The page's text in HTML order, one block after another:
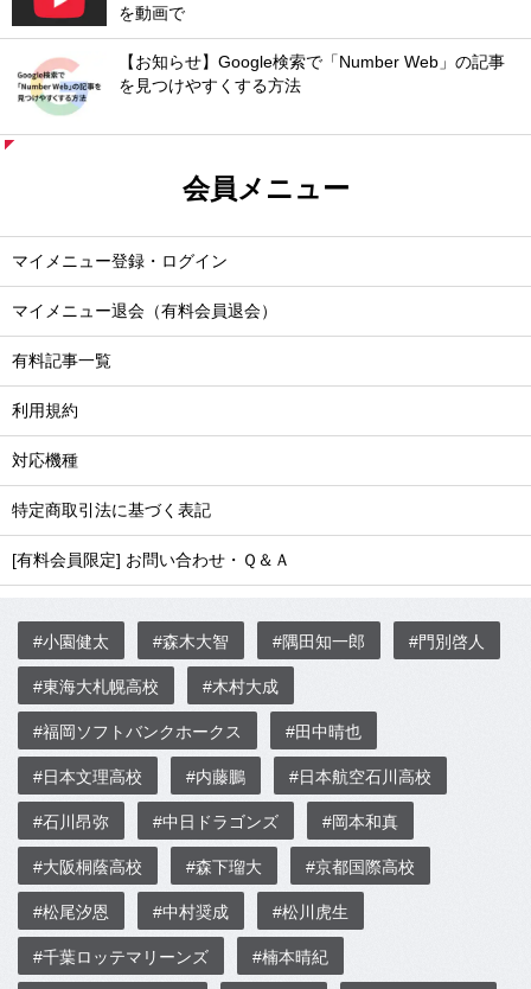
を動画で
【お知らせ】Google検索で「Number Web」の記事
を見つけやすくする方法
会員メニュー
マイメニュー登録・ログイン
マイメニュー退会（有料会員退会）
有料記事一覧
利用規約
対応機種
特定商取引法に基づく表記
[有料会員限定] お問い合わせ・Ｑ＆Ａ
#小園健太 #森木大智 #隅田知一郎 #門別啓人
#東海大札幌高校 #木村大成
#福岡ソフトバンクホークス #田中晴也
#日本文理高校 #内藤鵬 #日本航空石川高校
#石川昂弥 #中日ドラゴンズ #岡本和真
#大阪桐蔭高校 #森下瑠大 #京都国際高校
#松尾汐恩 #中村奨成 #松川虎生
#千葉ロッテマリーンズ #楠本晴紀